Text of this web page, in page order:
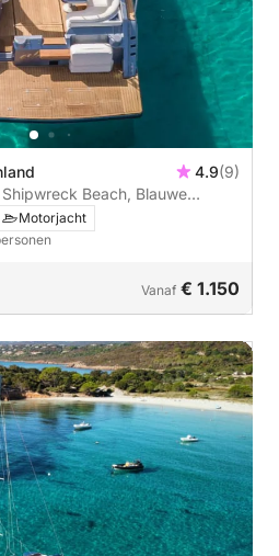
4.9(9)
Beach, Blauwe
Motorjacht
Vanaf € 1.150